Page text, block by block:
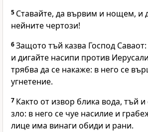
5 Ставайте, да вървим и нощем, и
нейните чертози!
6Защото тъй казва Господ
и дигайте насипи против
трябва да се накаже: в него се
угнетение.
7 Както от извор блика вода, тъй и
зло: в него се чуе насилие и
лице има винаги обиди и рани.